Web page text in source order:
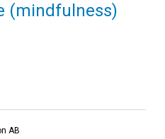
(mindfulness)
AB